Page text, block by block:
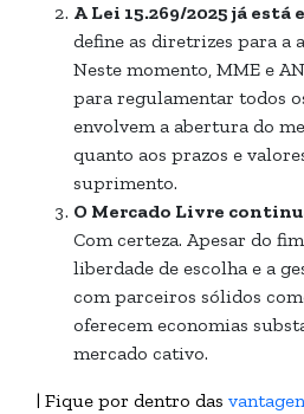
A Lei 15.269/2025 já está
define as diretrizes para a
Neste momento, MME e
para regulamentar todos
envolvem a abertura do
quanto aos prazos e
suprimento.
O Mercado Livre
Com certeza. Apesar do
liberdade de escolha e a
com parceiros sólidos
oferecem economias
mercado cativo.
| Fique por dentro das